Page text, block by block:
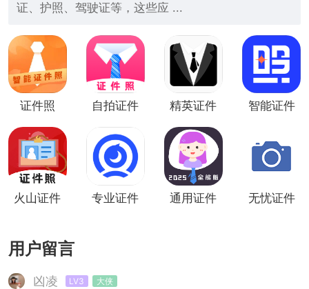
证、护照、驾驶证等，这些应 ...
证件照
自拍证件
精英证件
智能证件
火山证件
专业证件
通用证件
无忧证件
用户留言
凶凌 LV3 大侠